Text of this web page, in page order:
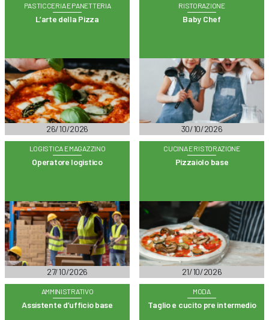
PASTICCERIA E PANETTERIA
L’arte della Pizza
26/10/2026
RISTORAZIONE
Baby Chef
30/10/2026
LOGISTICA E MAGAZZINO
Operatore logistico
27/10/2026
CUCINA E RISTORAZIONE
Pizzaiolo base
21/10/2026
AMMINISTRATIVO
Assistente d’ufficio base
MODA
Taglio e cucito pre intermedio